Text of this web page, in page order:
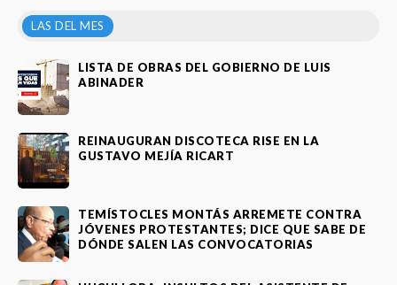
LAS DEL MES
LISTA DE OBRAS DEL GOBIERNO DE LUIS
ABINADER
REINAUGURAN DISCOTECA RISE EN LA
GUSTAVO MEJÍA RICART
TEMÍSTOCLES MONTÁS ARREMETE CONTRA
JÓVENES PROTESTANTES; DICE QUE SABE DE
DÓNDE SALEN LAS CONVOCATORIAS